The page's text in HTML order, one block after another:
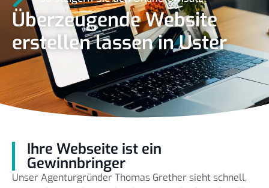
Überzeugende Website
erstellen lassen in Uster
Ihre Webseite ist ein
Gewinnbringer
Unser Agenturgründer Thomas Grether sieht schnell,